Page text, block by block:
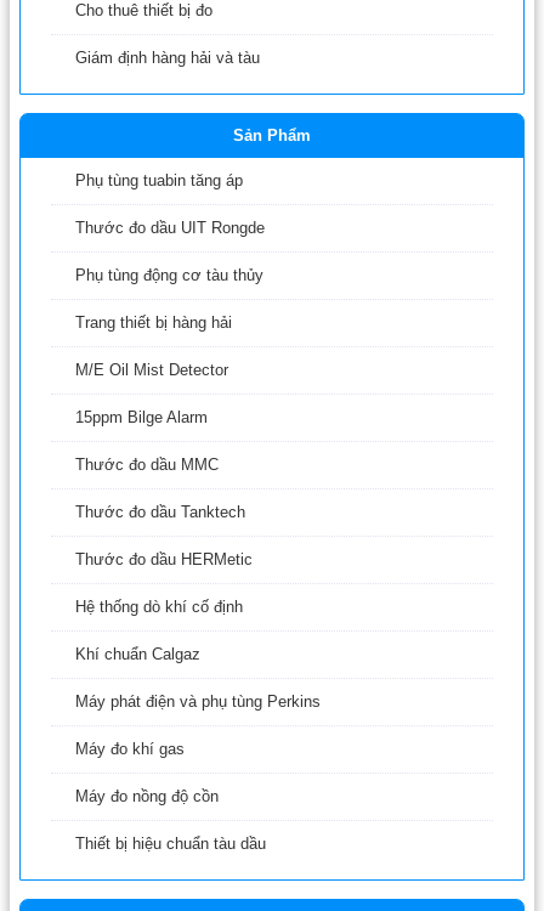
Cho thuê thiết bị đo
Giám định hàng hải và tàu
Sản Phẩm
Phụ tùng tuabin tăng áp
Thước đo dầu UIT Rongde
Phụ tùng động cơ tàu thủy
Trang thiết bị hàng hải
M/E Oil Mist Detector
15ppm Bilge Alarm
Thước đo dầu MMC
Thước đo dầu Tanktech
Thước đo dầu HERMetic
Hệ thống dò khí cố định
Khí chuẩn Calgaz
Máy phát điện và phụ tùng Perkins
Máy đo khí gas
Máy đo nồng độ cồn
Thiết bị hiệu chuẩn tàu dầu